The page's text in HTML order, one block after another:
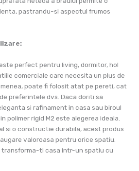
pastrandu-si aspectul frumos
perfect pentru living, dormitor, hol
comerciale care necesita un plus de
poate fi folosit atat pe pereti, cat
preferintele dvs. Daca doriti sa
si rafinament in casa sau biroul
polimer rigid M2 este alegerea ideala.
si o constructie durabila, acest produs
valoroasa pentru orice spatiu.
transforma-ti casa intr-un spatiu cu